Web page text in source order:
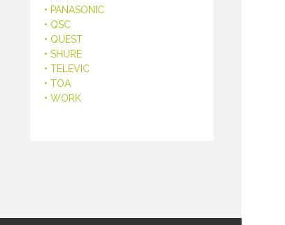
• PANASONIC
• QSC
• QUEST
• SHURE
• TELEVIC
• TOA
• WORK